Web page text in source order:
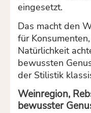
eingesetzt.
Das macht den
für
Natürlichkeit
bewussten
der Stilistik
Weinregion,
bewusster